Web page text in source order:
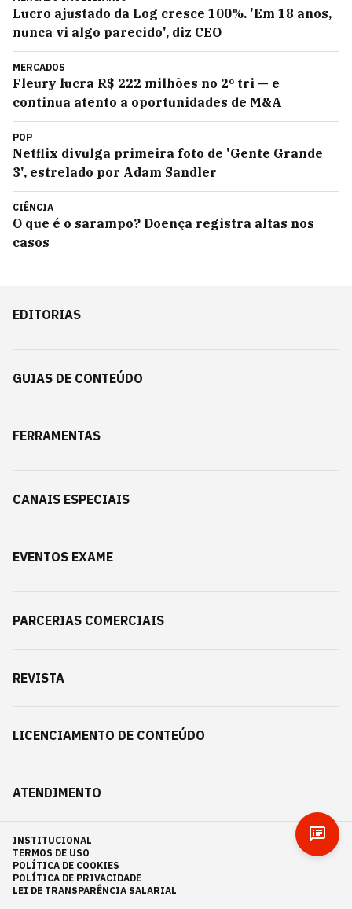
Lucro ajustado da Log cresce 100%. 'Em 18 anos,
nunca vi algo parecido', diz CEO
MERCADOS
Fleury lucra R$ 222 milhões no 2º tri — e
continua atento a oportunidades de M&A
POP
Netflix divulga primeira foto de 'Gente Grande
3', estrelado por Adam Sandler
CIÊNCIA
O que é o sarampo? Doença registra altas nos
casos
EDITORIAS
GUIAS DE CONTEÚDO
FERRAMENTAS
CANAIS ESPECIAIS
EVENTOS EXAME
PARCERIAS COMERCIAIS
REVISTA
LICENCIAMENTO DE CONTEÚDO
ATENDIMENTO
INSTITUCIONAL
TERMOS DE USO
POLÍTICA DE COOKIES
POLÍTICA DE PRIVACIDADE
LEI DE TRANSPARÊNCIA SALARIAL